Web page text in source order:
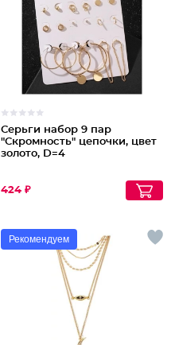
Серьги набор 9 пар
"Скромность" цепочки, цвет
золото, D=4
424 ₽
Рекомендуем